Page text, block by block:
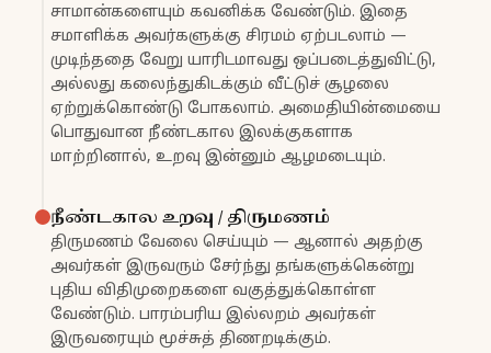
சாமான்களையும் கவனிக்க வேண்டும். இதை
சமாளிக்க அவர்களுக்கு சிரமம் ஏற்படலாம் —
முடிந்ததை வேறு யாரிடமாவது ஒப்படைத்துவிட்டு,
அல்லது கலைந்துகிடக்கும் வீட்டுச் சூழலை
ஏற்றுக்கொண்டு போகலாம். அமைதியின்மையை
பொதுவான நீண்டகால இலக்குகளாக
மாற்றினால், உறவு இன்னும் ஆழமடையும்.
நீண்டகால உறவு / திருமணம்
திருமணம் வேலை செய்யும் — ஆனால் அதற்கு
அவர்கள் இருவரும் சேர்ந்து தங்களுக்கென்று
புதிய விதிமுறைகளை வகுத்துக்கொள்ள
வேண்டும். பாரம்பரிய இல்லறம் அவர்கள்
இருவரையும் மூச்சுத் திணறடிக்கும்.